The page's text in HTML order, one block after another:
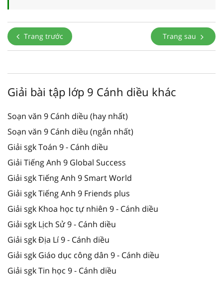
Trang trước Trang sau
Giải bài tập lớp 9 Cánh diều khác
Soạn văn 9 Cánh diều (hay nhất)
Soạn văn 9 Cánh diều (ngắn nhất)
Giải sgk Toán 9 - Cánh diều
Giải Tiếng Anh 9 Global Success
Giải sgk Tiếng Anh 9 Smart World
Giải sgk Tiếng Anh 9 Friends plus
Giải sgk Khoa học tự nhiên 9 - Cánh diều
Giải sgk Lịch Sử 9 - Cánh diều
Giải sgk Địa Lí 9 - Cánh diều
Giải sgk Giáo dục công dân 9 - Cánh diều
Giải sgk Tin học 9 - Cánh diều